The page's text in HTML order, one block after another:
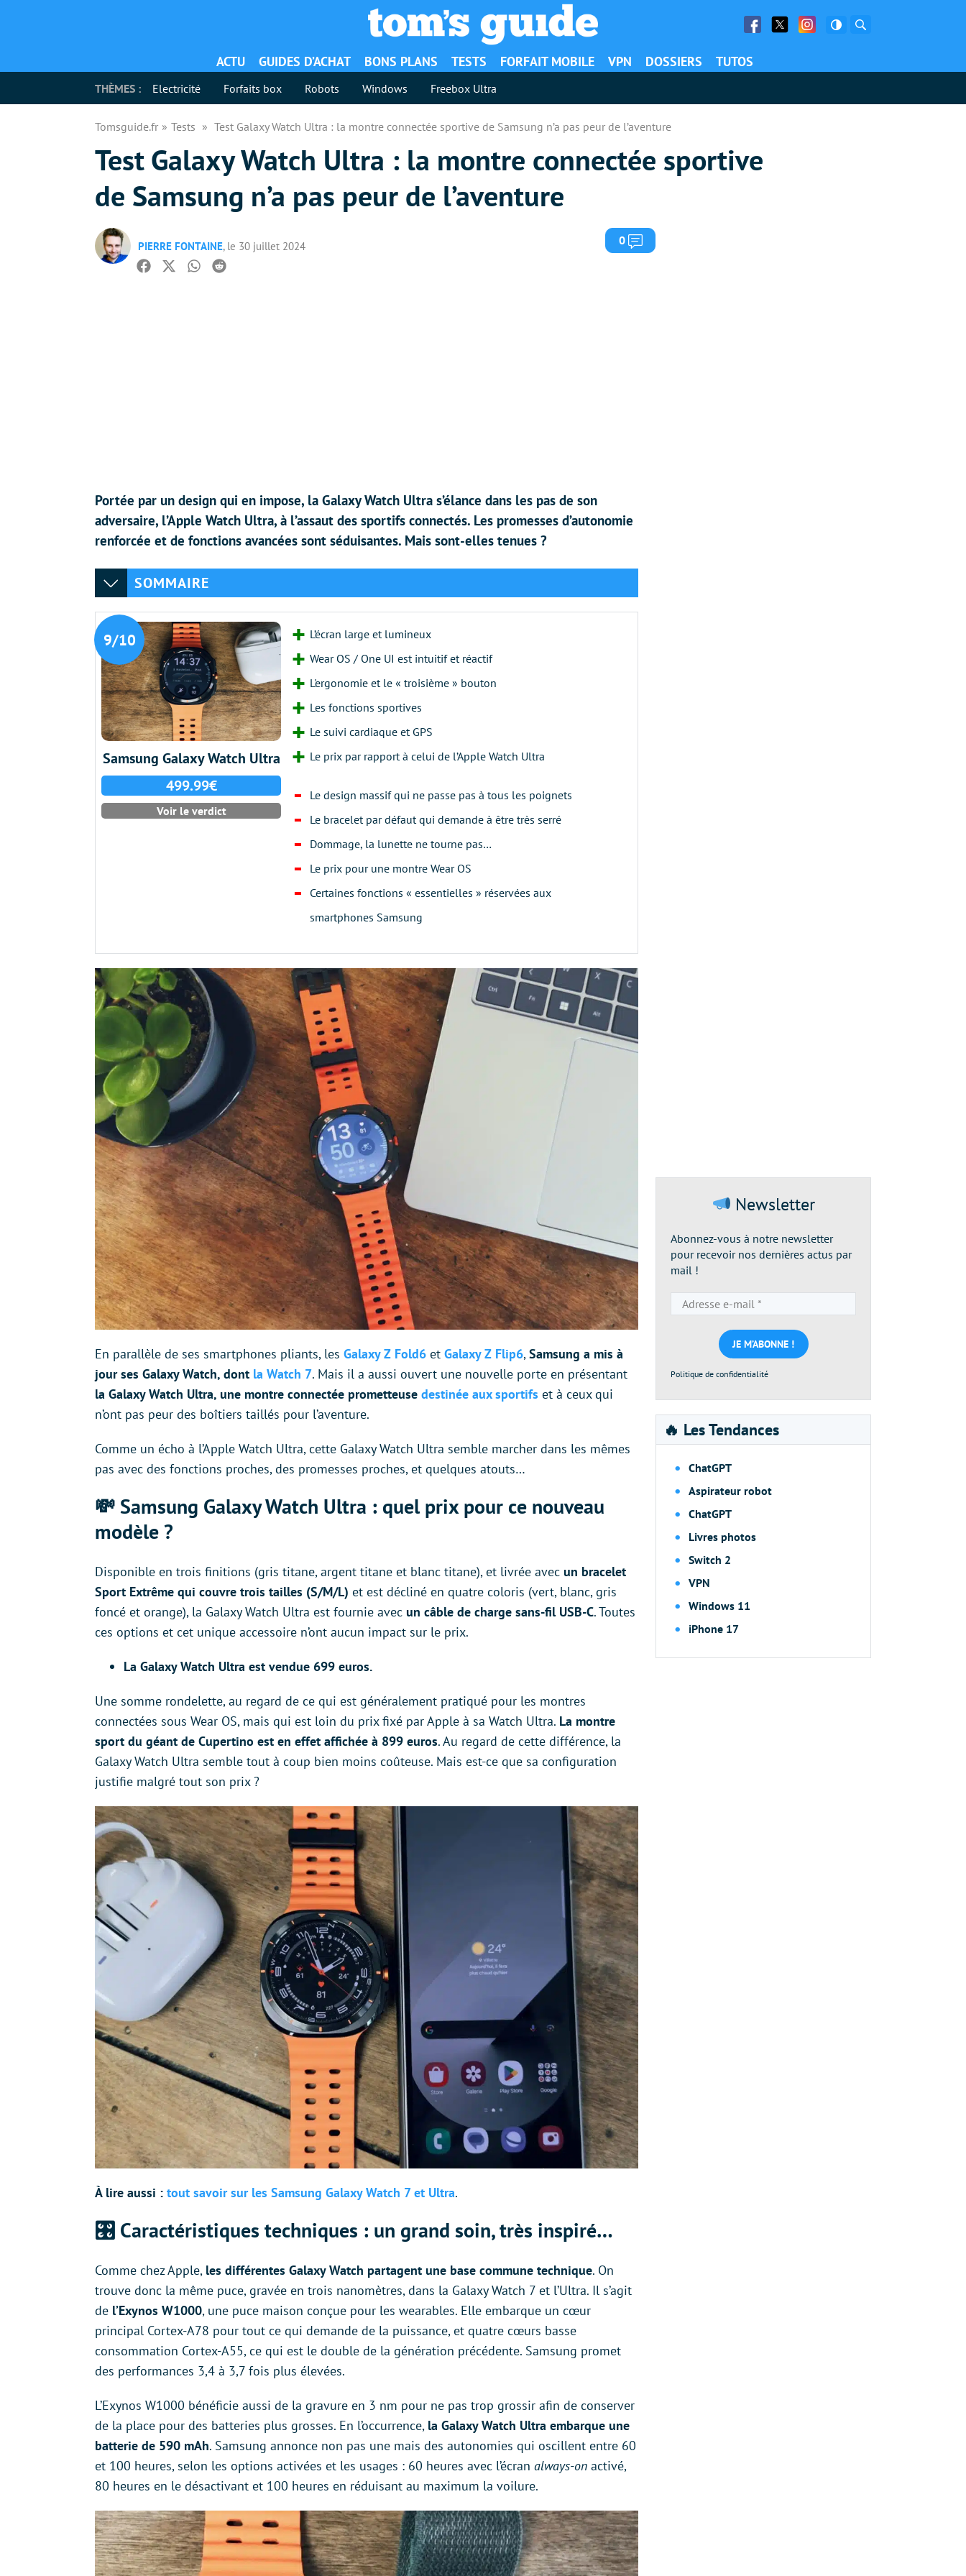
Facebook
Twitter Facebook
ACTU GUIDES D’ACHAT BONS PLANS TESTS FORFAIT MOBILE VPN DOSSIERS TUTOS
THÈMES : Electricité Forfaits box Robots Windows Freebox Ultra
Tomsguide.fr Tests Test Galaxy Watch Ultra : la montre connectée sportive de Samsung n’a pas peur de l’aventure
Test Galaxy Watch Ultra : la montre connectée sportive
de Samsung n’a pas peur de l’aventure
PIERRE FONTAINE, le 30 juillet 2024 0 Commentaires
Facebook
TwitterWhatsapp
Reddit
Portée par un design qui en impose, la Galaxy Watch Ultra s’élance dans les pas de son
adversaire, l’Apple Watch Ultra, à l’assaut des sportifs connectés. Les promesses d’autonomie
renforcée et de fonctions avancées sont séduisantes. Mais sont-elles tenues ?
SOMMAIRE
9/10
Samsung Galaxy Watch Ultra
499.99€
Voir le verdict
L’écran large et lumineux
Wear OS / One UI est intuitif et réactif
L'ergonomie et le « troisième » bouton
Les fonctions sportives
Le suivi cardiaque et GPS
Le prix par rapport à celui de l’Apple Watch Ultra
Le design massif qui ne passe pas à tous les poignets
Le bracelet par défaut qui demande à être très serré
Dommage, la lunette ne tourne pas…
Le prix pour une montre Wear OS
Certaines fonctions « essentielles » réservées aux
smartphones Samsung
En parallèle de ses smartphones pliants, les Galaxy Z Fold6 et Galaxy Z Flip6,Samsung a mis à
jour ses Galaxy Watch, dont la Watch 7. Mais il a aussi ouvert une nouvelle porte en présentant
la Galaxy Watch Ultra, une montre connectée prometteuse destinée aux sportifs et à ceux qui
n’ont pas peur des boîtiers taillés pour l’aventure.
Comme un écho à l’Apple Watch Ultra, cette Galaxy Watch Ultra semble marcher dans les mêmes
pas avec des fonctions proches, des promesses proches, et quelques atouts…
💸 Samsung Galaxy Watch Ultra : quel prix pour ce nouveau
modèle ?
Disponible en trois finitions (gris titane, argent titane et blanc titane), et livrée avec un bracelet
Sport Extrême qui couvre trois tailles (S/M/L) et est décliné en quatre coloris (vert, blanc, gris
foncé et orange), la Galaxy Watch Ultra est fournie avec un câble de charge sans-fil USB-C. Toutes
ces options et cet unique accessoire n’ont aucun impact sur le prix.
La Galaxy Watch Ultra est vendue 699 euros.
Une somme rondelette, au regard de ce qui est généralement pratiqué pour les montres
connectées sous Wear OS, mais qui est loin du prix fixé par Apple à sa Watch Ultra. La montre
sport du géant de Cupertino est en effet affichée à 899 euros. Au regard de cette différence, la
Galaxy Watch Ultra semble tout à coup bien moins coûteuse. Mais est-ce que sa configuration
justifie malgré tout son prix ?
À lire aussi : tout savoir sur les Samsung Galaxy Watch 7 et Ultra.
🎛 ️ Caractéristiques techniques : un grand soin, très inspiré…
Comme chez Apple, les différentes Galaxy Watch partagent une base commune technique. On
trouve donc la même puce, gravée en trois nanomètres, dans la Galaxy Watch 7 et l’Ultra. Il s’agit
de l’Exynos W1000, une puce maison conçue pour les wearables. Elle embarque un cœur
principal Cortex-A78 pour tout ce qui demande de la puissance, et quatre cœurs basse
consommation Cortex-A55, ce qui est le double de la génération précédente. Samsung promet
des performances 3,4 à 3,7 fois plus élevées.
L’Exynos W1000 bénéficie aussi de la gravure en 3 nm pour ne pas trop grossir afin de conserver
de la place pour des batteries plus grosses. En l’occurrence, la Galaxy Watch Ultra embarque une
batterie de 590 mAh. Samsung annonce non pas une mais des autonomies qui oscillent entre 60
et 100 heures, selon les options activées et les usages : 60 heures avec l’écran always-on activé,
80 heures en le désactivant et 100 heures en réduisant au maximum la voilure.
Newsletter
Abonnez-vous à notre newsletter
pour recevoir nos dernières actus par
mail !
e-
mail
*
Politique de confidentialité
🔥 Les Tendances
ChatGPT
Aspirateur robot
ChatGPT
Livres photos
Switch 2
VPN
Windows 11
iPhone 17